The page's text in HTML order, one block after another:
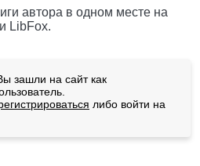
автора в одном месте на
LibFox.
зашли на сайт как
либо войти на